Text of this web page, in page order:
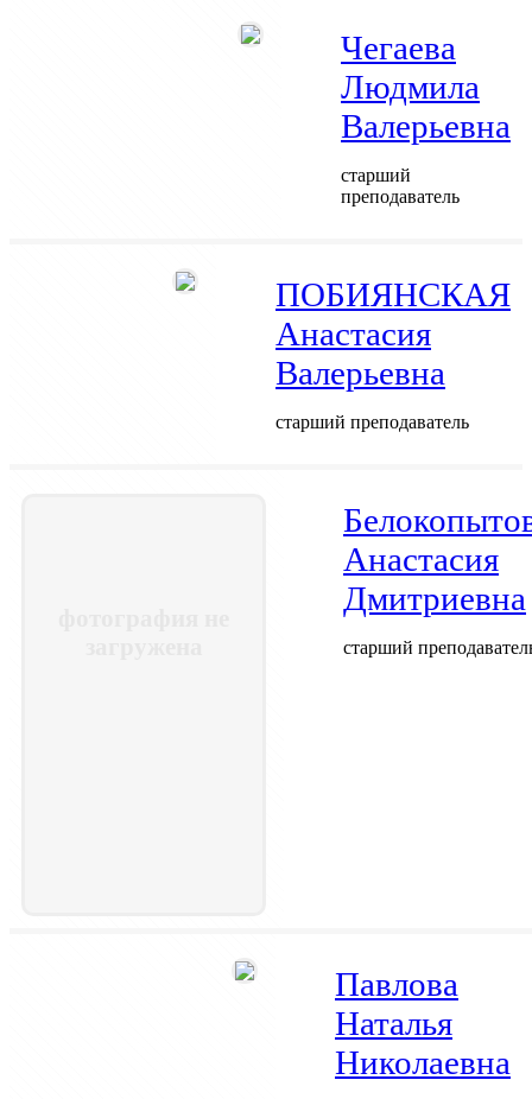
Чегаева
Людмила
Валерьевна
старший
преподаватель
ПОБИЯНСКАЯ
Анастасия
Валерьевна
старший преподаватель
Анастасия
Дмитриевна
старший
Павлова
Наталья
Николаевна